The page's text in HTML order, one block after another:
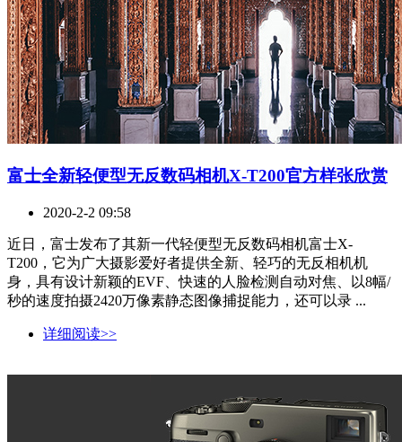
富士全新轻便型无反数码相机X-T200官方样张欣赏
2020-2-2 09:58
近日，富士发布了其新一代轻便型无反数码相机富士X-
T200，它为广大摄影爱好者提供全新、轻巧的无反相机机
身，具有设计新颖的EVF、快速的人脸检测自动对焦、以8幅/
秒的速度拍摄2420万像素静态图像捕捉能力，还可以录 ...
详细阅读>>